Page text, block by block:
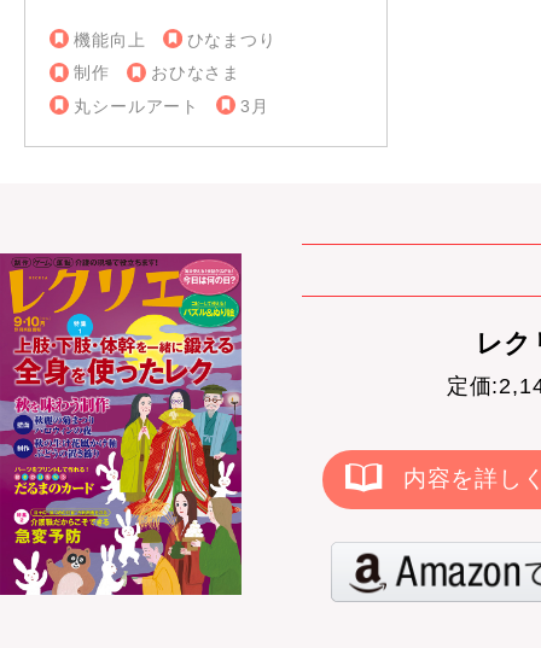
機能向上
ひなまつり
制作
おひなさま
丸シールアート
3月
レ
定価
内容を詳し